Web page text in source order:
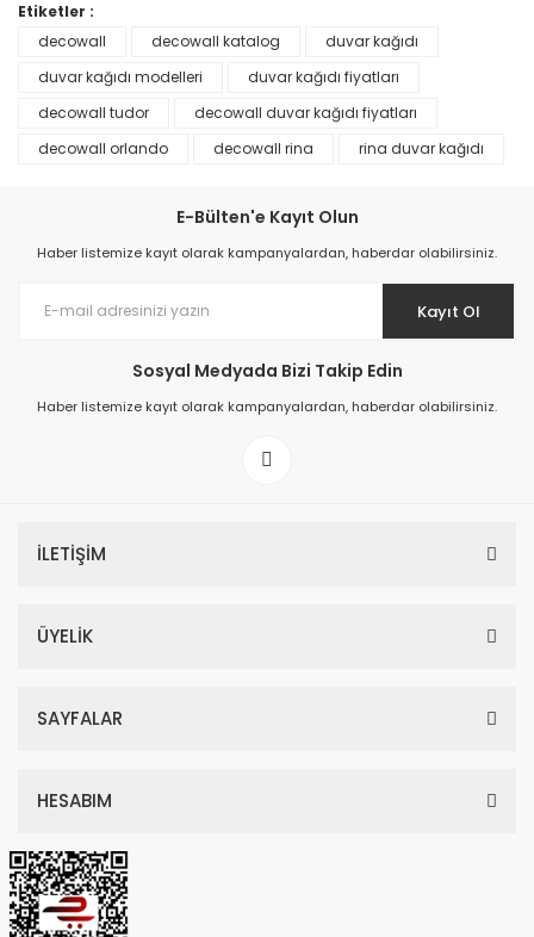
Prime ArtDECO Duvar Kağıdı Tutkalı 500 gr
199,00 TL
Etiketler :
decowall
decowall katalog
duvar kağıdı
duvar kağıdı modelleri
duvar kağıdı fiyatları
decowall tudor
decowall duvar kağıdı fiyatları
decowall orlando
decowall rina rina duvar kağıdı
E-Bülten'e Kayıt Olun
Haber listemize kayıt olarak kampanyalardan, haberdar olabilirsiniz.
Kayıt Ol
Sosyal Medyada Bizi Takip Edin
Haber listemize kayıt olarak kampanyalardan, haberdar olabilirsiniz.
İLETİŞİM
ÜYELİK
SAYFALAR
HESABIM